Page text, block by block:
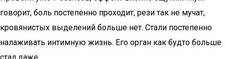
говорит, боль постепенно проходит, рези так не мучат,
кровянистых выделений больше нет. Стали постепенно
налаживать интимную жизнь. Его орган как будто больше